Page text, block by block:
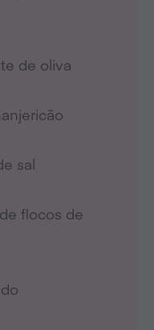
de oliva
sal
flocos de